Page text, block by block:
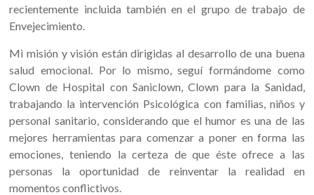
recientemente incluida también en el grupo de trabajo de
Envejecimiento.
Mi misión y visión están dirigidas al desarrollo de una buena
salud emocional. Por lo mismo, seguí formándome como
Clown de Hospital con Saniclown, Clown para la Sanidad,
trabajando la intervención Psicológica con familias, niños y
personal sanitario, considerando que el humor es una de las
mejores herramientas para comenzar a poner en forma las
emociones, teniendo la certeza de que éste ofrece a las
personas la oportunidad de reinventar la realidad en
momentos conflictivos.